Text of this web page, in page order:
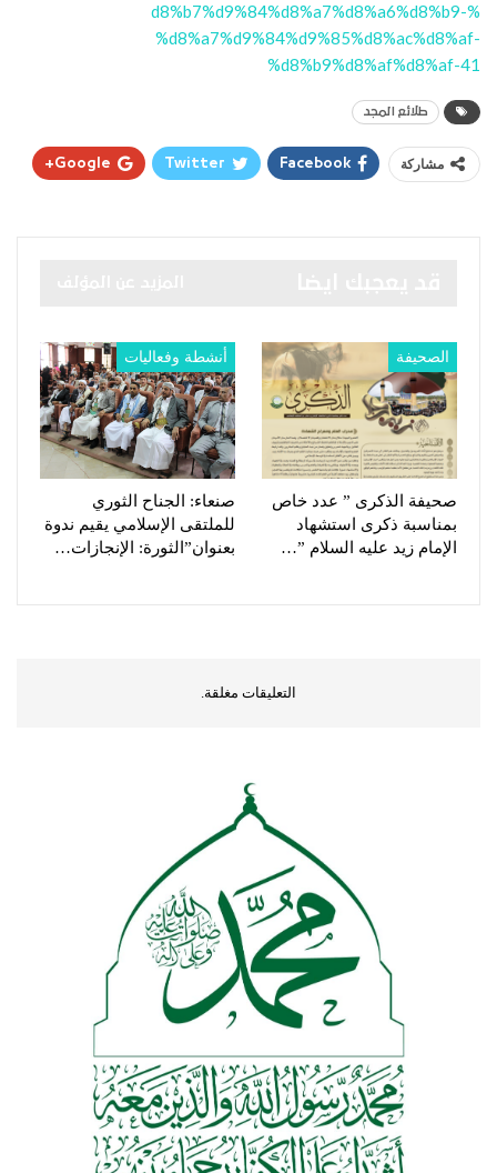
%d8%b7%d9%84%d8%a7%d8%a6%d8%b9-
%d8%a7%d9%84%d9%85%d8%ac%d8%af-
%d8%b9%d8%af%d8%af-41
طلائع المجد
مشاركة Facebook
Twitter
Google+
الصحيفة
صحيفة الذكرى ” عدد خاص
بمناسبة ذكرى استشهاد
الإمام زيد عليه السلام ”…
أنشطة وفعاليات
صنعاء: الجناح الثوري
للملتقى الإسلامي يقيم ندوة
بعنوان”الثورة: الإنجازات…
التعليقات مغلقة.